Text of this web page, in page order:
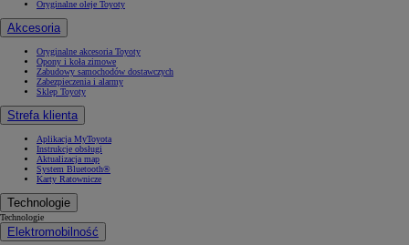
Oryginalne oleje Toyoty
Akcesoria
Oryginalne akcesoria Toyoty
Opony i koła zimowe
Zabudowy samochodów dostawczych
Zabezpieczenia i alarmy
Sklep Toyoty
Strefa klienta
Aplikacja MyToyota
Instrukcje obsługi
Aktualizacja map
System Bluetooth®
Karty Ratownicze
Technologie
Technologie
Elektromobilność